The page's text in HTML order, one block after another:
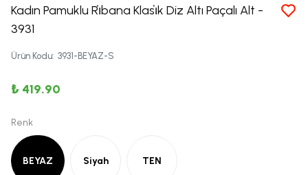
Kadın Pamuklu Ri̇bana Klasi̇k Diz Altı Paçalı Alt -
3931
Ürün Kodu: 3931-BEYAZ-S
₺ 419.90
Renk
BEYAZ Siyah TEN